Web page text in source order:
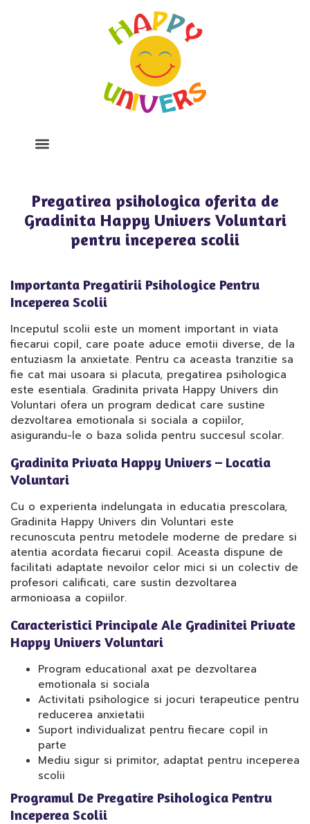
Pregatirea psihologica oferita de
Gradinita Happy Univers Voluntari
pentru inceperea scolii
Importanta Pregatirii Psihologice Pentru
Inceperea Scolii
Inceputul scolii este un moment important in viata
fiecarui copil, care poate aduce emotii diverse, de la
entuziasm la anxietate. Pentru ca aceasta tranzitie sa
fie cat mai usoara si placuta, pregatirea psihologica
este esentiala. Gradinita privata Happy Univers din
Voluntari ofera un program dedicat care sustine
dezvoltarea emotionala si sociala a copiilor,
asigurandu-le o baza solida pentru succesul scolar.
Gradinita Privata Happy Univers – Locatia
Voluntari
Cu o experienta indelungata in educatia prescolara,
Gradinita Happy Univers din Voluntari este
recunoscuta pentru metodele moderne de predare si
atentia acordata fiecarui copil. Aceasta dispune de
facilitati adaptate nevoilor celor mici si un colectiv de
profesori calificati, care sustin dezvoltarea
armonioasa a copiilor.
Caracteristici Principale Ale Gradinitei Private
Happy Univers Voluntari
Program educational axat pe dezvoltarea
emotionala si sociala
Activitati psihologice si jocuri terapeutice pentru
reducerea anxietatii
Suport individualizat pentru fiecare copil in
parte
Mediu sigur si primitor, adaptat pentru inceperea
scolii
Programul De Pregatire Psihologica Pentru
Inceperea Scolii